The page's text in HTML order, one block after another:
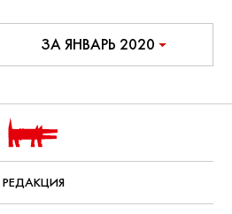
ЗА ЯНВАРЬ 2020
РЕДАКЦИЯ